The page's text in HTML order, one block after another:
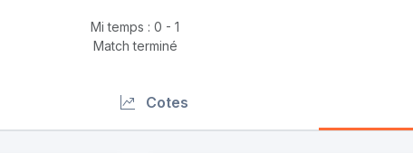
Mi temps : 0 - 1
Match terminé
Cotes